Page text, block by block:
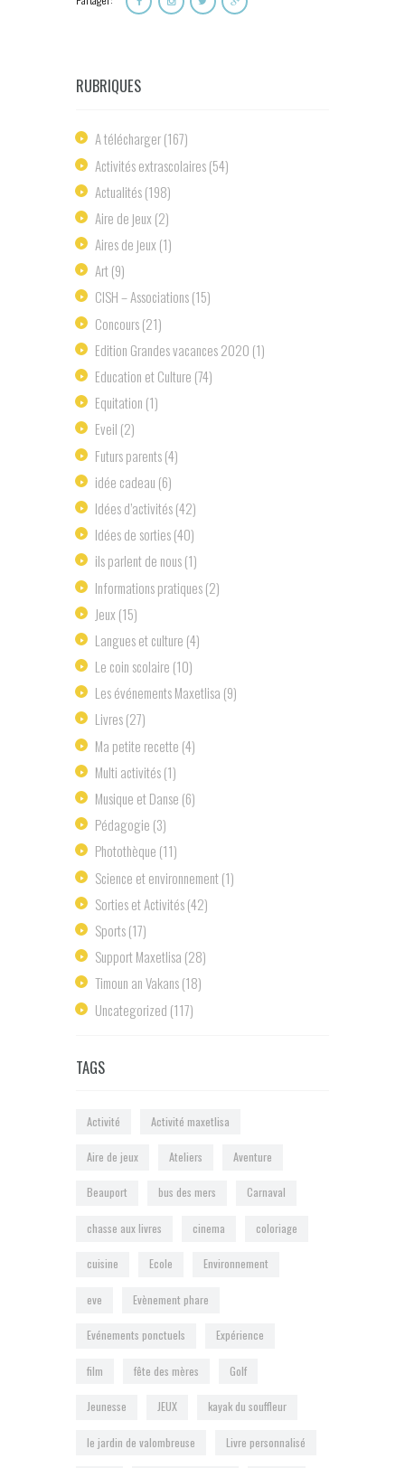
RUBRIQUES
A télécharger(167)
Activités extrascolaires(54)
Actualités(198)
Aire de jeux (2)
Aires de jeux (1)
Art(9)
ClSH – Associations(15)
Concours(21)
Edition Grandes vacances 2020 (1)
Education et Culture (74)
Equitation (1)
Eveil (2)
Futurs parents(4)
idée cadeau (6)
Idées d’activités(42)
Idées de sorties(40)
ils parlent de nous(1)
Informations pratiques(2)
Jeux (15)
Langues et culture (4)
Le coin scolaire (10)
Les événements Maxetlisa (9)
Livres(27)
Ma petite recette (4)
Multi activités(1)
Musique et Danse (6)
Pédagogie (3)
Photothèque (11)
Science et environnement(1)
Sorties et Activités(42)
Sports(17)
Support Maxetlisa (28)
Timoun an Vakans(18)
Uncategorized (117)
TAGS
Activité Activité maxetlisa
Aire de jeux Ateliers Aventure
Beauport bus des mers Carnaval
chasse aux livres cinema coloriage
cuisine Ecole Environnement
eve Evènement phare
Evénements ponctuels Expérience
film fête des mères Golf
Jeunesse JEUX kayak du souffleur
le jardin de valombreuse Livre personnalisé